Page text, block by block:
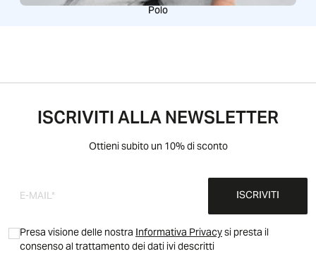
Polo
ISCRIVITI ALLA NEWSLETTER
Ottieni subito un 10% di sconto
ISCRIVITI
Presa visione delle nostraInformativa Privacysi presta il
consenso al trattamento dei dati ivi descritti